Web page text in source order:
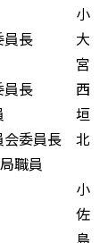
小
委員
長
委員
員
会委員
職員
小
長